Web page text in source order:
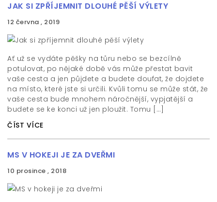
JAK SI ZPŘÍJEMNIT DLOUHÉ PĚŠÍ VÝLETY
12 června , 2019
Ať už se vydáte pěšky na tůru nebo se bezcílně
potulovat, po nějaké době vás může přestat bavit
vaše cesta a jen půjdete a budete doufat, že dojdete
na místo, které jste si určili. Kvůli tomu se může stát, že
vaše cesta bude mnohem náročnější, vypjatější a
budete se ke konci už jen ploužit. Tomu […]
ČÍST VÍCE
MS V HOKEJI JE ZA DVEŘMI
10 prosince , 2018